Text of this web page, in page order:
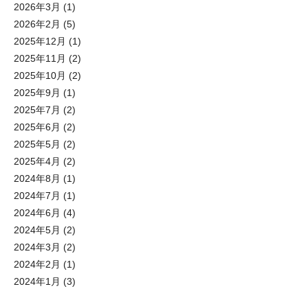
2026年3月 (1)
2026年2月 (5)
2025年12月 (1)
2025年11月 (2)
2025年10月 (2)
2025年9月 (1)
2025年7月 (2)
2025年6月 (2)
2025年5月 (2)
2025年4月 (2)
2024年8月 (1)
2024年7月 (1)
2024年6月 (4)
2024年5月 (2)
2024年3月 (2)
2024年2月 (1)
2024年1月 (3)